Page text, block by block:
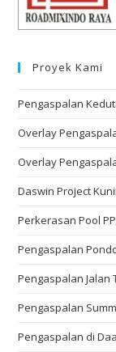
Proyek Kami
Pengaspalan
Overlay
Overlay
Daswin Project
Perkerasan Pool
Pengaspalan
Pengaspalan Jalan
Pengaspalan
Pengaspalan di